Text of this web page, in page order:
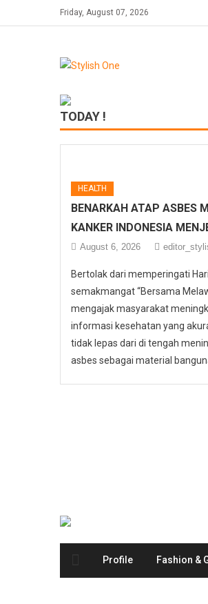
to
Friday, August 07, 2026
TODAY !
HEALTH
BENARKAH ATAP ASBES
KANKER INDONESIA
August 6, 2026
Bertolak dari memperingati
semakmangat “Bersama
mengajak masyarakat
informasi kesehatan yang
tidak lepas dari di tengah
asbes sebagai material
Profile Fashion &